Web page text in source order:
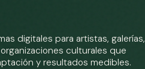
digitales para artistas, galerías,
culturales que
y resultados medibles.